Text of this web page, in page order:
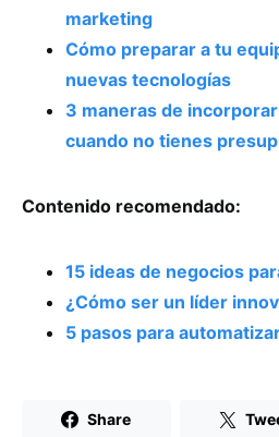
marketing
Cómo preparar a tu
nuevas tecnologías
3 maneras de
cuando no tienes
Contenido recomendado:
15 ideas de negocios
¿Cómo ser un líder
5 pasos para
Share